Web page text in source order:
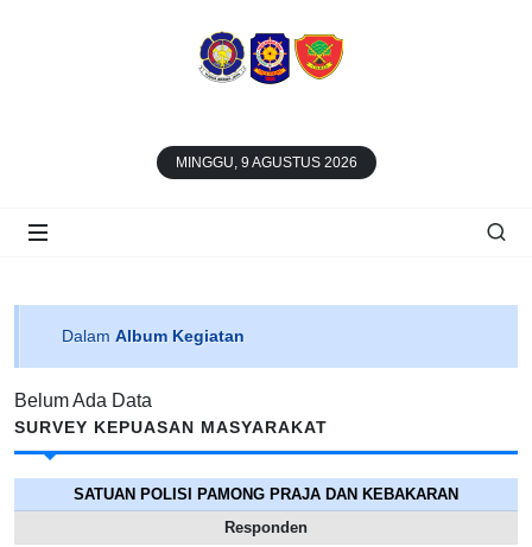
MINGGU, 9 AGUSTUS 2026
Dalam Album Kegiatan
Belum Ada Data
SURVEY KEPUASAN MASYARAKAT
SATUAN POLISI PAMONG PRAJA DAN KEBAKARAN
Responden